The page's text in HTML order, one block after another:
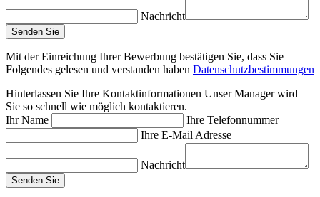
Nachricht
Mit der Einreichung Ihrer Bewerbung bestätigen Sie, dass Sie
Folgendes gelesen und verstanden haben Datenschutzbestimmungen
Hinterlassen Sie Ihre Kontaktinformationen Unser Manager wird
Sie so schnell wie möglich kontaktieren.
Ihr Name
Ihre Telefonnummer
Ihre E-Mail Adresse
Nachricht